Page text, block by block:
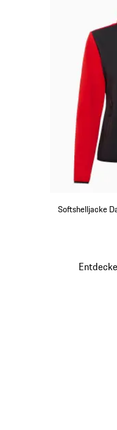
Softshelljacke